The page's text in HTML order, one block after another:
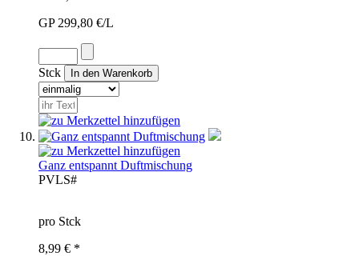
GP 299,80 €/L
Stck
Ganz entspannt Duftmischung
PVLS#
pro Stck
8,99 € *